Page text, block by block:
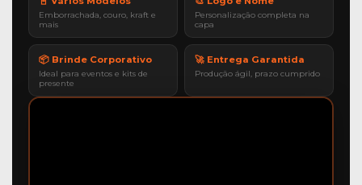
Emborrachada, couro, kraft e
mais
Personalização completa na
capa
📦 Brinde Corporativo
Ideal para eventos e kits de
presente
🚀 Entrega Garantida
Produção ágil, prazo cumprido